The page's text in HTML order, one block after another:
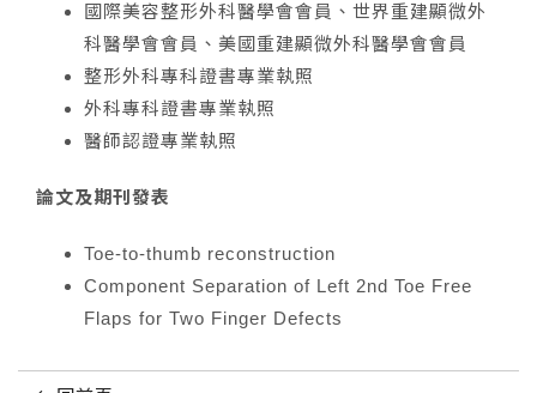
國際美容整形外科醫學會會員、世界重建顯微外
科醫學會會員、美國重建顯微外科醫學會會員
整形外科專科證書專業執照
外科專科證書專業執照
醫師認證專業執照
論文及期刊發表
Toe-to-thumb reconstruction
Component Separation of Left 2nd Toe Free
Flaps for Two Finger Defects